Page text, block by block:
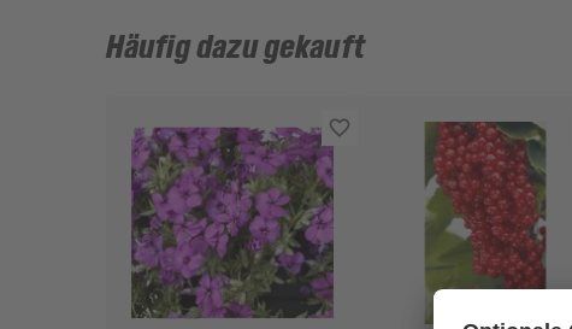
Häufig dazu gekauft